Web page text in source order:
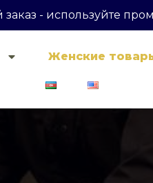
- используйте
Женские